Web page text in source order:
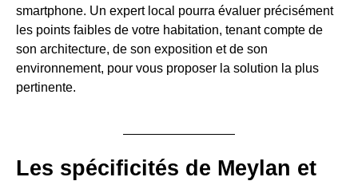
smartphone. Un expert local pourra évaluer précisément
les points faibles de votre habitation, tenant compte de
son architecture, de son exposition et de son
environnement, pour vous proposer la solution la plus
pertinente.
Les spécificités de Meylan et